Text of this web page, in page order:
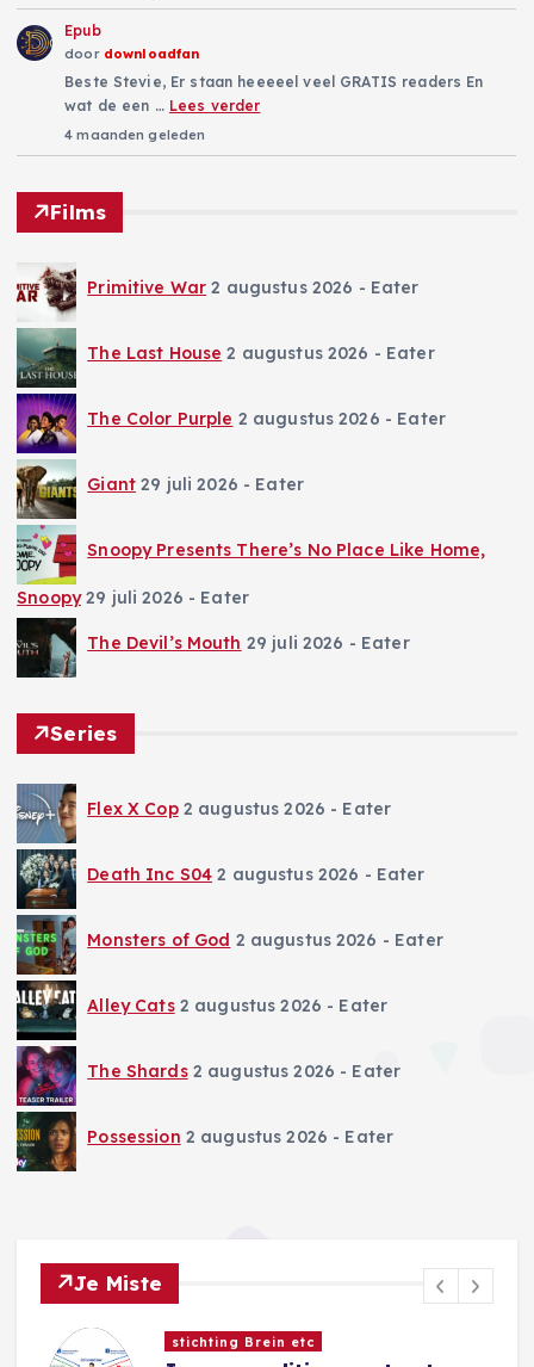
Epub
door downloadfan
Beste Stevie, Er staan heeeeel veel GRATIS readers En
wat de een … Lees verder
4 maanden geleden
Films
Primitive War 2 augustus 2026 - Eater
The Last House 2 augustus 2026 - Eater
The Color Purple 2 augustus 2026 - Eater
Giant 29 juli 2026 - Eater
Snoopy Presents There’s No Place Like Home,
Snoopy 29 juli 2026 - Eater
The Devil’s Mouth 29 juli 2026 - Eater
Series
Flex X Cop 2 augustus 2026 - Eater
Death Inc S04 2 augustus 2026 - Eater
Monsters of God 2 augustus 2026 - Eater
Alley Cats 2 augustus 2026 - Eater
The Shards 2 augustus 2026 - Eater
Possession 2 augustus 2026 - Eater
Je Miste
stichting Brein etc